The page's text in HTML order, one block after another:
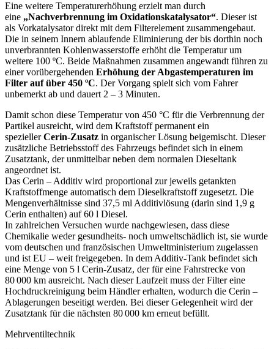
Eine weitere Temperaturerhöhung erzielt man durch
eine „Nachverbrennung im Oxidationskatalysator“. Dieser ist
als Vorkatalysator direkt mit dem Filterelement zusammengebaut.
Die in seinem Innern ablaufende Eliminierung der bis dorthin noch
unverbrannten Kohlenwasserstoffe erhöht die Temperatur um
weitere 100 ºC. Beide Maßnahmen zusammen angewandt führen zu
einer vorübergehenden Erhöhung der Abgastemperaturen im
Filter auf über 450 ºC. Der Vorgang spielt sich vom Fahrer
unbemerkt ab und dauert 2 – 3 Minuten.
Damit schon diese Temperatur von 450 °C für die Verbrennung der
Partikel ausreicht, wird dem Kraftstoff permanent ein
speziellerCerin-Zusatz in organischer Lösung beigemischt. Dieser
zusätzliche Betriebsstoff des Fahrzeugs befindet sich in einem
Zusatztank, der unmittelbar neben dem normalen Dieseltank
angeordnet ist.
Das Cerin – Additiv wird proportional zur jeweils getankten
Kraftstoffmenge automatisch dem Dieselkraftstoff zugesetzt. Die
Mengenverhältnisse sind 37,5 ml Additivlösung (darin sind 1,9 g
Cerin enthalten) auf 60 l Diesel.
In zahlreichen Versuchen wurde nachgewiesen, dass diese
Chemikalie weder gesundheits- noch umweltschädlich ist, sie wurde
vom deutschen und französischen Umweltministerium zugelassen
und ist EU – weit freigegeben. In dem Additiv-Tank befindet sich
eine Menge von 5 l Cerin-Zusatz, der für eine Fahrstrecke von
80 000 km ausreicht. Nach dieser Laufzeit muss der Filter eine
Hochdruckreinigung beim Händler erhalten, wodurch die Cerin –
Ablagerungen beseitigt werden. Bei dieser Gelegenheit wird der
Zusatztank für die nächsten 80 000 km erneut befüllt.
Mehrventiltechnik